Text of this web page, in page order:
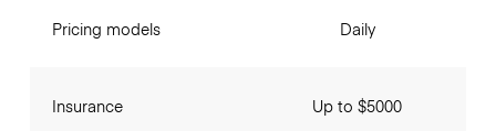
Pricing models
Insurance
Daily
Up to $5000